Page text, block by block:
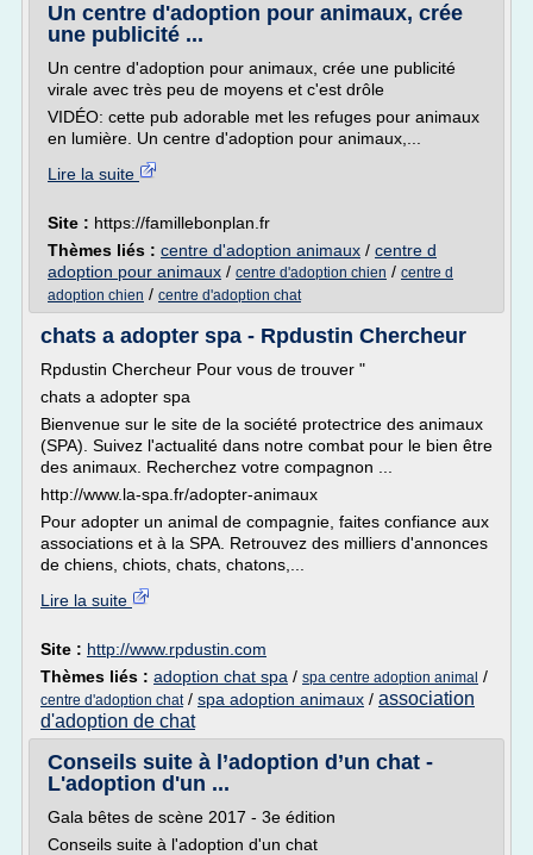
Un centre d'adoption pour animaux, crée
une publicité ...
Un centre d'adoption pour animaux, crée une publicité
virale avec très peu de moyens et c'est drôle
VIDÉO: cette pub adorable met les refuges pour animaux
en lumière. Un centre d'adoption pour animaux,...
Lire la suite
Site : https://famillebonplan.fr
Thèmes liés : centre d'adoption animaux / centre d
adoption pour animaux / centre d'adoption chien / centre d
adoption chien / centre d'adoption chat
chats a adopter spa - Rpdustin Chercheur
Rpdustin Chercheur Pour vous de trouver "
chats a adopter spa
Bienvenue sur le site de la société protectrice des animaux
(SPA). Suivez l'actualité dans notre combat pour le bien être
des animaux. Recherchez votre compagnon ...
http://www.la-spa.fr/adopter-animaux
Pour adopter un animal de compagnie, faites confiance aux
associations et à la SPA. Retrouvez des milliers d'annonces
de chiens, chiots, chats, chatons,...
Lire la suite
Site : http://www.rpdustin.com
Thèmes liés : adoption chat spa / spa centre adoption animal /
centre d'adoption chat/ spa adoption animaux / association
d'adoption de chat
Conseils suite à l’adoption d’un chat -
L'adoption d'un ...
Gala bêtes de scène 2017 - 3e édition
Conseils suite à l'adoption d'un chat